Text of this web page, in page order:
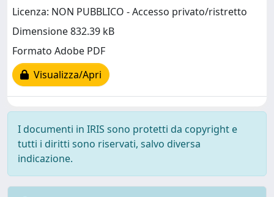
Licenza: NON PUBBLICO - Accesso privato/ristretto
Dimensione 832.39 kB
Formato Adobe PDF
Visualizza/Apri
I documenti in IRIS sono protetti da copyright e
tutti i diritti sono riservati, salvo diversa
indicazione.